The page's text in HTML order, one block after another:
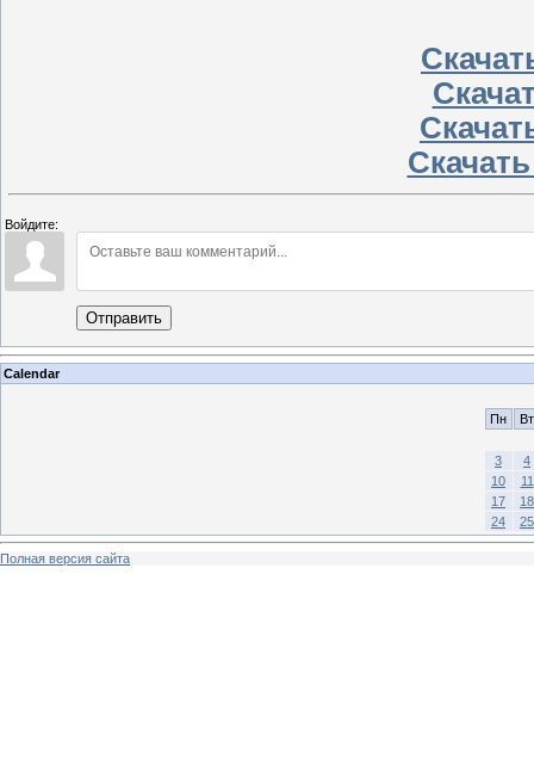
Войдите:
Отправить
Calendar
Пн Вт
3
4
10
11
17
18
24
25
Полная версия сайта